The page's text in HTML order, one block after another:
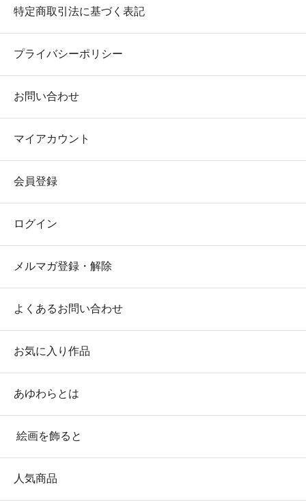
特定商取引法に基づく表記
プライバシーポリシー
お問い合わせ
マイアカウント
会員登録
ログイン
メルマガ登録・解除
よくあるお問い合わせ
お気に入り作品
あゆわらとは
絵画を飾ると
人気商品